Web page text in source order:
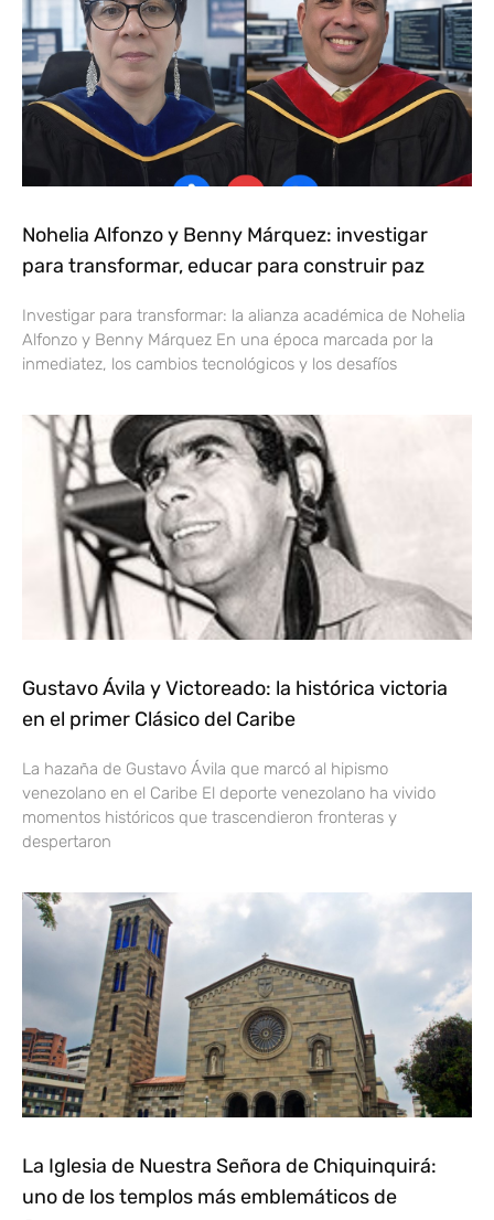
Nohelia Alfonzo y Benny Márquez: investigar
para transformar, educar para construir paz
Investigar para transformar: la alianza académica de Nohelia
Alfonzo y Benny Márquez En una época marcada por la
inmediatez, los cambios tecnológicos y los desafíos
Gustavo Ávila y Victoreado: la histórica victoria
en el primer Clásico del Caribe
La hazaña de Gustavo Ávila que marcó al hipismo
venezolano en el Caribe El deporte venezolano ha vivido
momentos históricos que trascendieron fronteras y
despertaron
La Iglesia de Nuestra Señora de Chiquinquirá:
uno de los templos más emblemáticos de